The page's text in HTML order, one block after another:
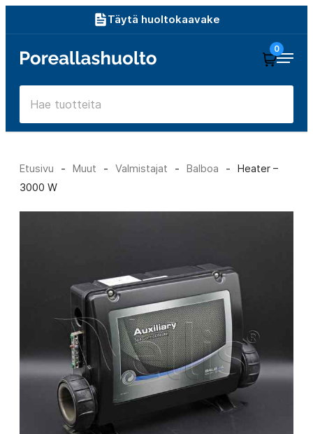
sisältöön
Täytä huoltokaavake
Poreallashuolto
0
Etusivu - Muut - Valmistajat - Balboa -
Heater –
3000 W